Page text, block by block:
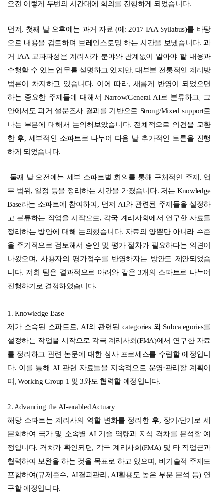
오전 이렇게 두번의 시간대에 회의를 진행하게 되었습니다.
먼저, 첫째 날 오후에는 과거 자료 (예: 2017 IAA Syllabus)를 바탕
으로 내용을 검토하며 브레인스토밍 하는 시간을 보냈습니다. 과
거 IAA 교과과정은 계리사가 분야와 관계없이 알아야 할 내용과
수행할 수 있는 업무를 설명하고 있지만, 대부분 전통적인 계리방
법론이 차지하고 있습니다. 이에 따라, 새롭게 반영이 되었으면
하는 중요한 주제들에 대해서 Narrow/General AI로 분류하고, 그
안에서도 과거 설문조사 결과를 기반으로 Strong/Mixed support로
나눈 부분에 대해서 논의해보았습니다. 전체적으로 의견을 교환
한 후, 세부적인 소파트로 나누어 다음 날 추가적인 토론을 진행
하게 되었습니다.
둘째 날 오전에는 세부 소파트별 회의를 통해 구체적인 주제, 업
무 범위, 일정 등을 정리하는 시간을 가졌습니다. 저는 Knowledge
Base라는 소파트에 참여하여, 먼저 AI와 관련된 주제들을 설정하
고 분류하는 작업을 시작으로, 각국 계리사회에서 연구한 자료를
정리하는 방안에 대해 논의했습니다. 자료의 양뿐만 아니라 수준
을 주기적으로 검토해서 승인 및 평가 절차가 필요하다는 의견이
나왔으며, 사용자의 평가점수를 반영하자는 방안도 제안되었습
니다. 저희 팀은 결과적으로 아래와 같은 3개의 소파트로 나누어
진행하기로 결정하였습니다.
1. Knowledge Base
제가 소속된 소파트로, AI와 관련된 categories 와 Subcategories를
설정하는 작업을 시작으로 각국 계리사회(FMA)에서 연구한 자료
를 정리하고 관련 논문에 대한 심사 프로세스를 수립할 예정입니
다. 이를 통해 AI 관련 자료들을 지속적으로 운영·관리할 계획이
며, Working Group 1 및 3와도 협력할 예정입니다.
2. Advancing the AI-enabled Actuary
해당 소파트는 계리사의 역할 변화를 정리한 후, 장기/단기로 세
분화하여 국가 및 소속별 AI 기술 역량과 지식 격차를 분석할 예
정입니다. 격차가 확인되면, 각국 계리사회(FMA) 및 타 직업군과
협력하여 보완을 하는 것을 목표로 하고 있으며, 비기술적 주제도
포함하여(규제준수, AI결과관리, AI활용도 높은 부분 분석 등) 연
구할 예정입니다.